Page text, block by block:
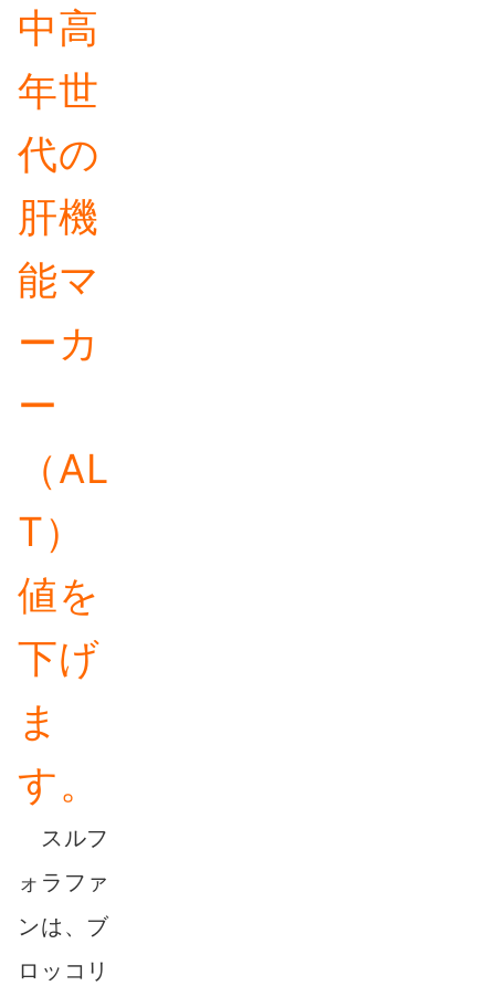
中高
年世
代の
肝機
能マ
ーカ
ー
（AL
T）
値を
下げ
ま
す。
スルフ
ォラファ
ンは、ブ
ロッコリ